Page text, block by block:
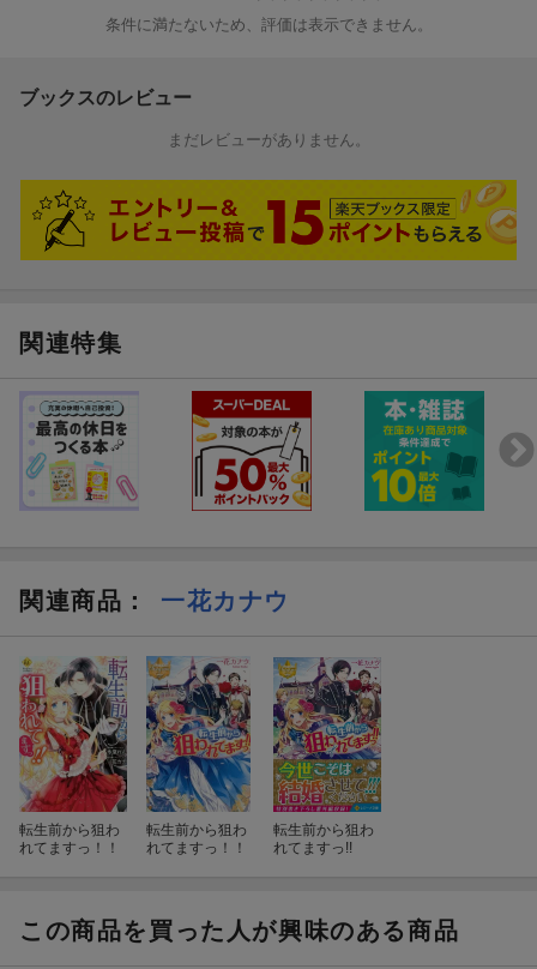
条件に満たないため、評価は表示できません。
ブックスのレビュー
まだレビューがありません。
関連特集
関連商品 ： 一花カナウ
転生前から狙わ
れてますっ！！
転生前から狙わ
れてますっ！！
転生前から狙わ
れてますっ!!
この商品を買った人が興味のある商品